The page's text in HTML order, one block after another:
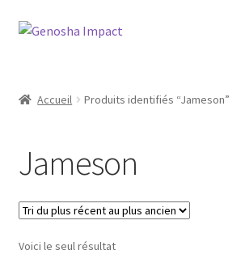
Aller
navigation
Aller
Checkout
My account
Shop
Accueil Produits identifiés “Jameson”
Jameson
Voici le seul résultat